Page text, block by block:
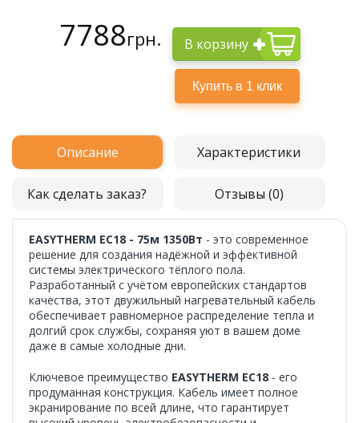
7788грн. В корзину
Описание Характеристики
Как сделать заказ? Отзывы (0)
EASYTHERM EC18 - 75м 1350Вт - это современное
решение для создания надёжной и эффективной
системы электрического тёплого пола.
Разработанный с учётом европейских стандартов
качества, этот двужильный нагревательный кабель
обеспечивает равномерное распределение тепла и
долгий срок службы, сохраняя уют в вашем доме
даже в самые холодные дни.
Ключевое преимущество EASYTHERM EC18 - его
продуманная конструкция. Кабель имеет полное
экранирование по всей длине, что гарантирует